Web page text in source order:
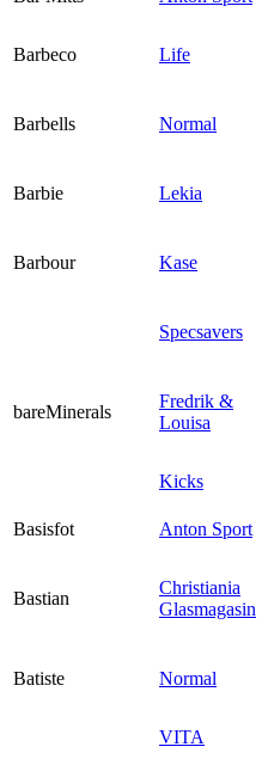
Barbeco Life
Barbells Normal
Barbie Lekia
Barbour Kase
Specsavers
bareMinerals
Fredrik &
Louisa
Kicks
Basisfot
Anton Sport
Bastian
Christiania
Glasmagasin
Batiste Normal
VITA